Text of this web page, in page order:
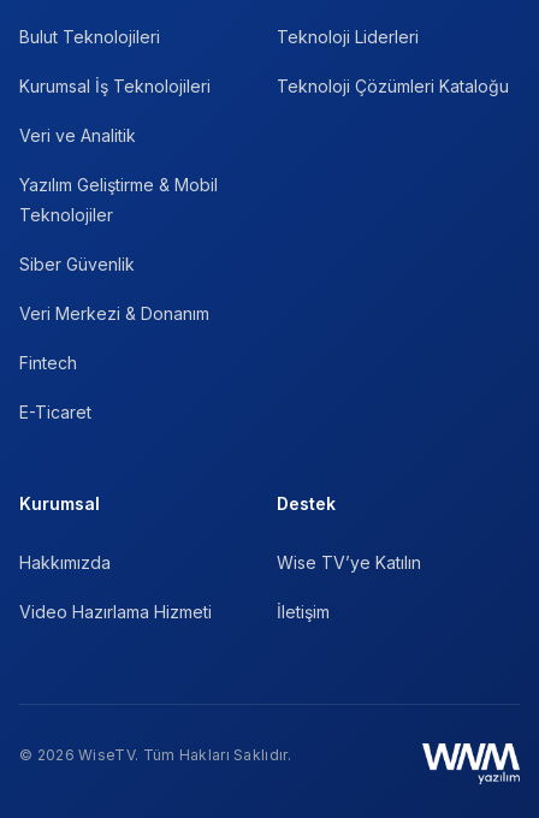
Bulut Teknolojileri
Kurumsal İş Teknolojileri
Veri ve Analitik
Yazılım Geliştirme & Mobil
Teknolojiler
Siber Güvenlik
Veri Merkezi & Donanım
Fintech
E-Ticaret
Teknoloji Liderleri
Teknoloji Çözümleri Kataloğu
Kurumsal
Hakkımızda
Video Hazırlama Hizmeti
Destek
Wise TV’ye Katılın
İletişim
© 2026 WiseTV. Tüm Hakları Saklıdır.